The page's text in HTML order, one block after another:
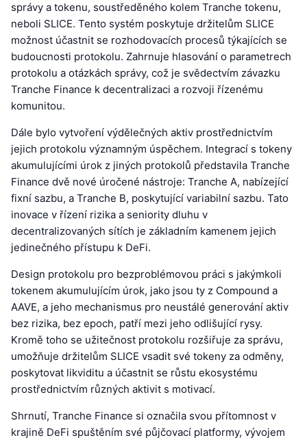
správy a tokenu, soustředěného kolem Tranche tokenu,
neboli SLICE. Tento systém poskytuje držitelům SLICE
možnost účastnit se rozhodovacích procesů týkajících se
budoucnosti protokolu. Zahrnuje hlasování o parametrech
protokolu a otázkách správy, což je svědectvím závazku
Tranche Finance k decentralizaci a rozvoji řízenému
komunitou.
Dále bylo vytvoření výdělečných aktiv prostřednictvím
jejich protokolu významným úspěchem. Integrací s tokeny
akumulujícími úrok z jiných protokolů představila Tranche
Finance dvě nové úročené nástroje: Tranche A, nabízející
fixní sazbu, a Tranche B, poskytující variabilní sazbu. Tato
inovace v řízení rizika a seniority dluhu v
decentralizovaných sítích je základním kamenem jejich
jedinečného přístupu k DeFi.
Design protokolu pro bezproblémovou práci s jakýmkoli
tokenem akumulujícím úrok, jako jsou ty z Compound a
AAVE, a jeho mechanismus pro neustálé generování aktiv
bez rizika, bez epoch, patří mezi jeho odlišující rysy.
Kromě toho se užitečnost protokolu rozšiřuje za správu,
umožňuje držitelům SLICE vsadit své tokeny za odměny,
poskytovat likviditu a účastnit se růstu ekosystému
prostřednictvím různých aktivit s motivací.
Shrnutí, Tranche Finance si označila svou přítomnost v
krajině DeFi spuštěním své půjčovací platformy, vývojem